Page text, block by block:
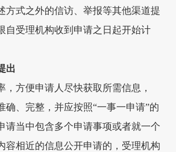
方式之外的信访、举报等其他渠道提
自受理机构收到申请之日起开始计
出
，方便申请人尽快获取所需信息，
确、完整，并应按照“一事一申请”的
请当中包含多个申请事项或者就一个
容相近的信息公开申请的，受理机构